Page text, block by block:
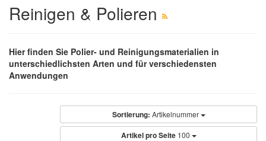
Reinigen & Polieren
Hier finden Sie Polier- und Reinigungsmaterialien in
unterschiedlichsten Arten und für verschiedensten
Anwendungen
Sortierung: Artikelnummer
Artikel pro Seite 100